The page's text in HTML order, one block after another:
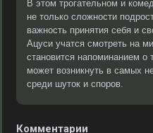
В этом трогательном и
не только сложности
важность принятия себя и
Ацуси учатся смотреть на
становится напоминанием
может возникнуть в самых
среди шуток и споров.
Комментарии